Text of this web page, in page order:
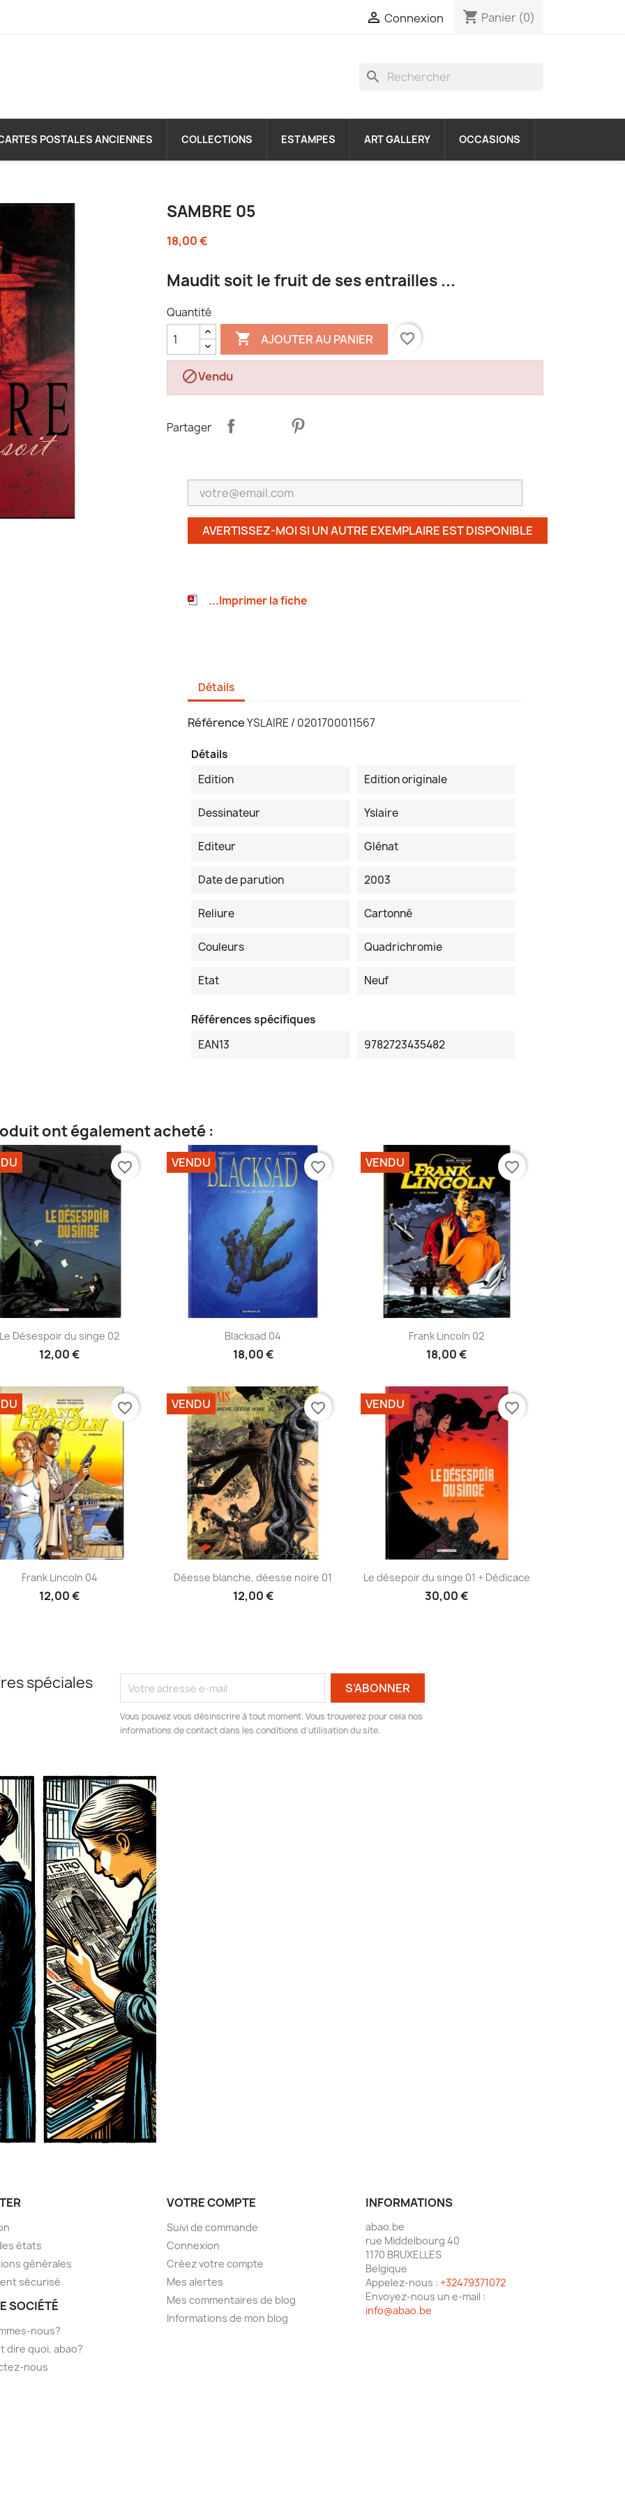
 Connexion shopping_cart Panier (0)
search
POSTALES ANCIENNES COLLECTIONS ESTAMPES ART GALLERY OCCASIONS
SAMBRE 05
18,00 €
Maudit soit le fruit de ses entrailles ...
Quantité
 AJOUTER AU PANIER favorite_border
Vendu
Partager
AVERTISSEZ-MOI SI UN AUTRE EXEMPLAIRE EST DISPONIBLE
...Imprimer la fiche
Détails
RéférenceYSLAIRE / 0201700011567
Détails
Edition
Edition originale
Dessinateur Yslaire
Editeur Glénat
Date de parution 2003
Reliure Cartonné
Couleurs Quadrichromie
Etat Neuf
Références spécifiques
EAN13
9782723435482
ont également acheté :
Aperçu rapide
Le Désespoir du singe 02
12,00 €
favorite_border
Aperçu rapide
Blacksad 04
18,00 €
VENDU favorite_border
Aperçu rapide
Frank Lincoln 02
18,00 €
VENDU favorite_border
Aperçu rapide
Frank Lincoln 04
12,00 €
favorite_border
Aperçu rapide
Déesse blanche, déesse noire 01
12,00 €
VENDU favorite_border
Aperçu rapide
Le désepoir du singe 01 + Dédicace
30,00 €
VENDU favorite_border
spéciales
Vous pouvez vous désinscrire à tout moment. Vous trouverez pour cela nos
informations de contact dans les conditions d'utilisation du site.
états
générales
sécurisé
SOCIÉTÉ
nous?
dire quoi, abao?
nous
VOTRE COMPTE
Suivi de commande
Connexion
Créez votre compte
Mes alertes
Mes commentaires de blog
Informations de mon blog
INFORMATIONS
abao.be
rue Middelbourg 40
1170 BRUXELLES
Belgique
Appelez-nous : +32479371072
Envoyez-nous un e-mail :
info@abao.be